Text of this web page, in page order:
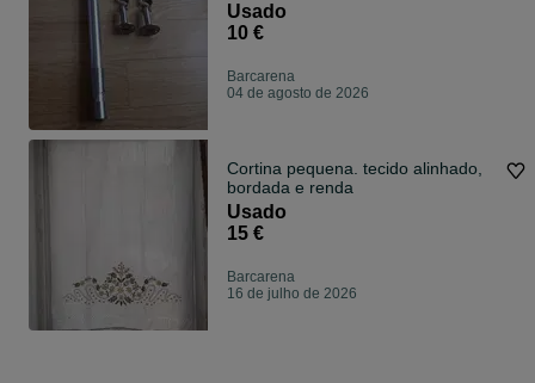
Usado
10 €
Barcarena
04 de agosto de 2026
Cortina pequena. tecido alinhado,
bordada e renda
Usado
15 €
Barcarena
16 de julho de 2026